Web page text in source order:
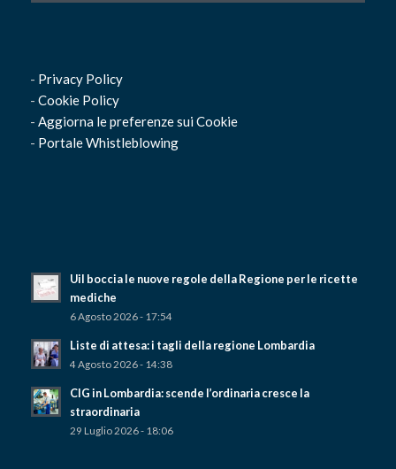
- Privacy Policy
- Cookie Policy
- Aggiorna le preferenze sui Cookie
- Portale Whistleblowing
Uil boccia le nuove regole della Regione per le ricette
mediche
6 Agosto 2026 - 17:54
Liste di attesa: i tagli della regione Lombardia
4 Agosto 2026 - 14:38
CIG in Lombardia: scende l’ordinaria cresce la
straordinaria
29 Luglio 2026 - 18:06